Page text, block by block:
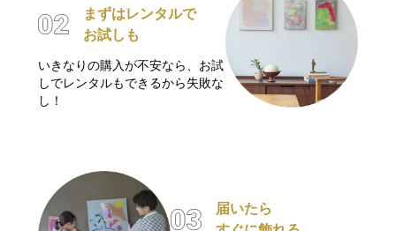
まずはレンタルで
お試しも
いきなりの購入が不安なら、お試
しでレンタルもできるから失敗な
し！
届いたら